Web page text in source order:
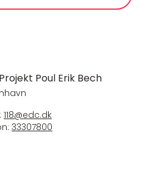
Poul Erik Bech
118@edc.dk
33307800